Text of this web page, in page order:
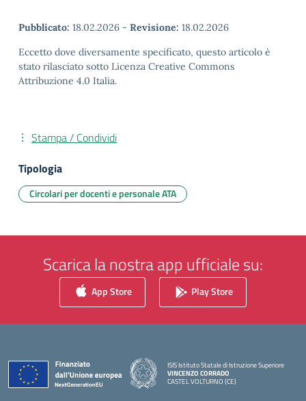
Pubblicato: 18.02.2026 - Revisione: 18.02.2026
Eccetto dove diversamente specificato, questo articolo è
stato rilasciato sotto Licenza Creative Commons
Attribuzione 4.0 Italia.
Stampa / Condividi
Tipologia
Circolari per docenti e personale ATA
Scarica la nostra app ufficiale su:
App Store Play Store
ISIS Istituto Statale di Istruzione Superiore
VINCENZO CORRADO
CASTEL VOLTURNO (CE)